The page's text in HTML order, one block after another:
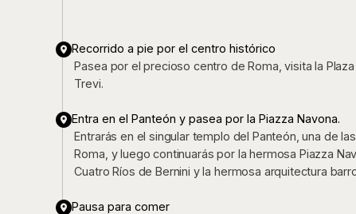
Recorrido a pie por el centro histórico
Pasea por el precioso centro de Roma, visita la
Trevi.
Entra en el Panteón y pasea por la Piazza Navona.
Entrarás en el singular templo del Panteón, una de
Roma, y luego continuarás por la hermosa Piazza
Cuatro Ríos de Bernini y la hermosa arquitectura
Pausa para comer